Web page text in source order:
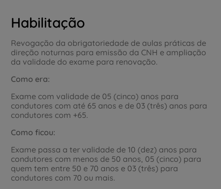
Habilitação
Revogação da obrigatoriedade de aulas práticas de
direção noturnas para emissão da CNH e ampliação
da validade do exame para renovação.
Como era:
Exame com validade de 05 (cinco) anos para
condutores com até 65 anos e de 03 (três) anos para
condutores com +65.
Como ficou:
Exame passa a ter validade de 10 (dez) anos para
condutores com menos de 50 anos, 05 (cinco) para
quem tem entre 50 e 70 anos e 03 (três) para
condutores com 70 ou mais.